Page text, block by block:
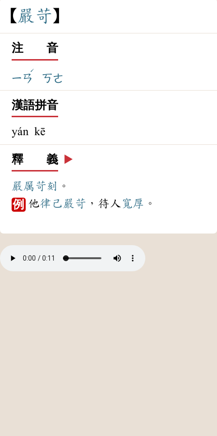
嚴 苛
注 音
ㄧㄢ
ˊ
ㄎㄜ
漢語拼音
yán kē
釋 義 ▶️
嚴厲 苛刻 。
例 他律己 嚴苛 ，待人 寬厚 。